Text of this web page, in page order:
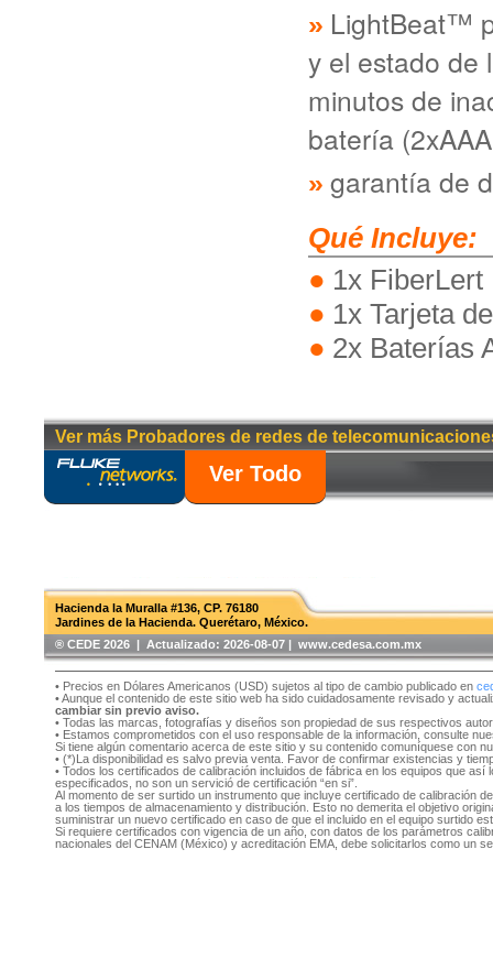
LightBeat™
y el estado de
minutos de
batería
garantía de
Qué Incluye:
1x
1x Tarjeta
2x Baterías
Ver más Probadores de redes de
Ver Todo
Hacienda la Muralla #136, CP. 76180
Jardines de la Hacienda. Querétaro, México.
®️ CEDE 2026 | Actualizado: 2026-08-07 | www.cedesa.com.mx
• Precios en Dólares Americanos (USD) sujetos al tipo de cambio publicado en
• Aunque el contenido de este sitio web ha sido cuidadosamente revisado y
cambiar sin previo aviso.
• Todas las marcas, fotografías y diseños son propiedad de sus respectivos
• Estamos comprometidos con el uso responsable de la información, consulte
Si tiene algún comentario acerca de este sitio y su contenido comuníquese con
• (*)La disponibilidad es salvo previa venta. Favor de confirmar existencias y
• Todos los certificados de calibración incluidos de fábrica en los equipos que
especificados, no son un servició de certificación “en si”.
Al momento de ser surtido un instrumento que incluye certificado de calibración
a los tiempos de almacenamiento y distribución. Esto no demerita el objetivo
suministrar un nuevo certificado en caso de que el incluido en el equipo surtido
Si requiere certificados con vigencia de un año, con datos de los parámetros
nacionales del CENAM (México) y acreditación EMA, debe solicitarlos como un